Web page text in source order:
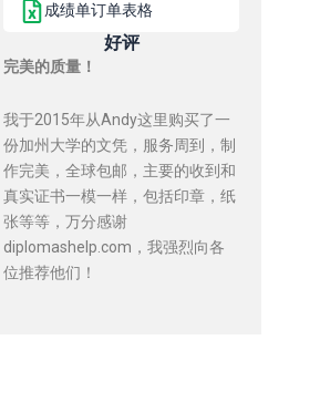
成绩单订单表格
好评
完美的质量！
我于2015年从Andy这里购买了一
份加州大学的文凭，服务周到，制
作完美，全球包邮，主要的收到和
真实证书一模一样，包括印章，纸
张等等，万分感谢
diplomashelp.com，我强烈向各
位推荐他们！